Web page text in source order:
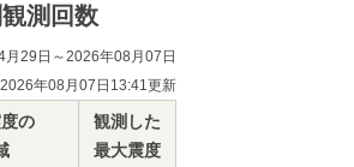
測回数
月29日～2026年08月07日
2026年08月07日13:41更新
の
観測した
最大震度